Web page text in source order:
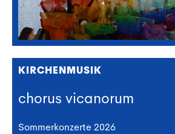
KIRCHENMUSIK
chorus vicanorum
Sommerkonzerte 2026